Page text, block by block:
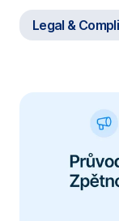
Určit
Zavést
oznamovatelů
odvetnými
Legal &